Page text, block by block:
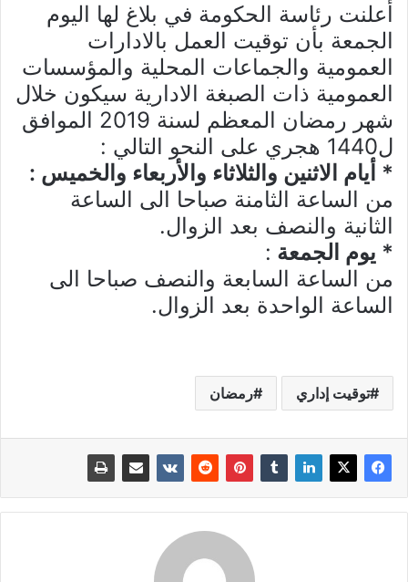
أعلنت رئاسة الحكومة في بلاغ لها اليوم
الجمعة بأن توقيت العمل بالادارات
العمومية والجماعات المحلية والمؤسسات
العمومية ذات الصبغة الادارية سيكون خلال
شهر رمضان المعظم لسنة 2019 الموافق
ل1440 هجري على النحو التالي :
* أيام الاثنين والثلاثاء والأربعاء والخميس :
من الساعة الثامنة صباحا الى الساعة
الثانية والنصف بعد الزوال.
* يوم الجمعة :
من الساعة السابعة والنصف صباحا الى
الساعة الواحدة بعد الزوال.
توقيت إداري رمضان